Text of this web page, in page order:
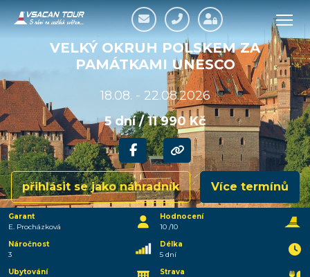
VELKÝ OKRUH POLSKEM ZA
PAMÁTKAMI UNESCO
18.08. - 22.08.2026
5 dní / 11 990 Kč
přihlásit se jako náhradník Více termínů
Garant
E. Procházková
Hodnocení
10 /10
Náročnost
3
Délka
5 dní
Ubytování
Strava